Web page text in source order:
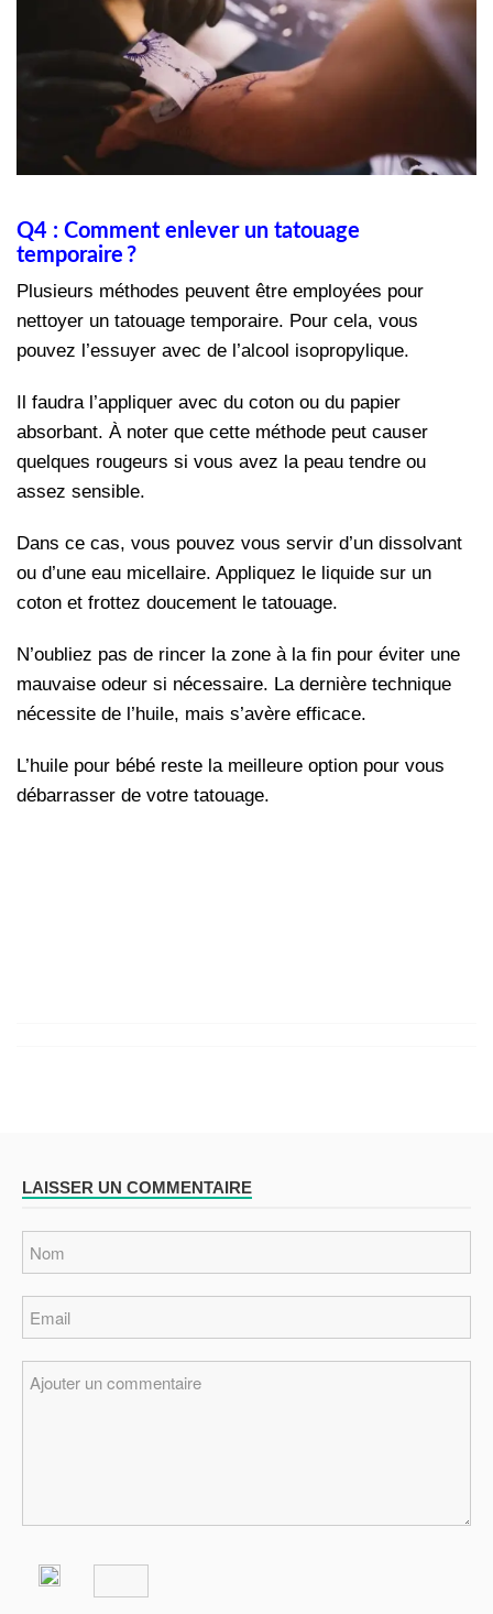
Q4 : Comment enlever un tatouage
temporaire ?
Plusieurs méthodes peuvent être employées pour
nettoyer un tatouage temporaire. Pour cela, vous
pouvez l’essuyer avec de l’alcool isopropylique.
Il faudra l’appliquer avec du coton ou du papier
absorbant. À noter que cette méthode peut causer
quelques rougeurs si vous avez la peau tendre ou
assez sensible.
Dans ce cas, vous pouvez vous servir d’un dissolvant
ou d’une eau micellaire. Appliquez le liquide sur un
coton et frottez doucement le tatouage.
N’oubliez pas de rincer la zone à la fin pour éviter une
mauvaise odeur si nécessaire. La dernière technique
nécessite de l’huile, mais s’avère efficace.
L’huile pour bébé reste la meilleure option pour vous
débarrasser de votre tatouage.
LAISSER UN COMMENTAIRE